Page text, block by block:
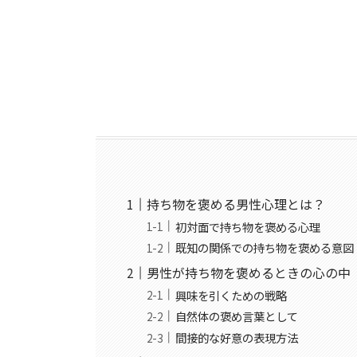
持ち物を褒める男性心理とは？
初対面で持ち物を褒める心理
既知の関係での持ち物を褒める意図
男性が持ち物を褒めるときの心の中
興味を引くための戦略
自然体の褒め言葉として
間接的な好意の表現方法